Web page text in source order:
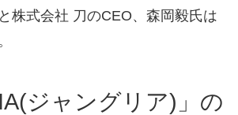
株式会社 刀のCEO、森岡毅氏は
ジャングリア)」の